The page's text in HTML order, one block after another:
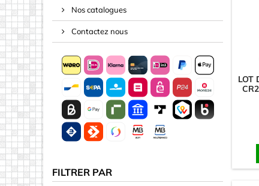
Autres
Carrés
Nos catalogues
Contactez nous
FILTRER PAR
LOT